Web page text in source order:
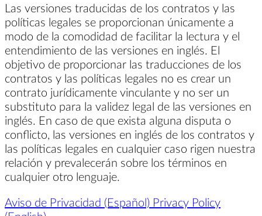
Las versiones traducidas de los contratos y las
políticas legales se proporcionan únicamente a
modo de la comodidad de facilitar la lectura y el
entendimiento de las versiones en inglés. El
objetivo de proporcionar las traducciones de los
contratos y las políticas legales no es crear un
contrato jurídicamente vinculante y no ser un
substituto para la validez legal de las versiones en
inglés. En caso de que exista alguna disputa o
conflicto, las versiones en inglés de los contratos y
las políticas legales en cualquier caso rigen nuestra
relación y prevalecerán sobre los términos en
cualquier otro lenguaje.
Aviso de Privacidad (Español) Privacy Policy